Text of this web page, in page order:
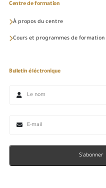
Centre de formation
À propos du centre
Cours et programmes de formation
Bulletin éléctronique
S'abonner